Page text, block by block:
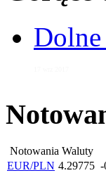
Notowania Waluty
EUR/PLN 4.29775 -